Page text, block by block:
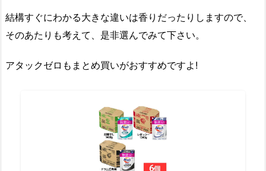
結構すぐにわかる大きな違いは香りだったりしますので、
そのあたりも考えて、是非選んでみて下さい。
アタックゼロもまとめ買いがおすすめですよ!